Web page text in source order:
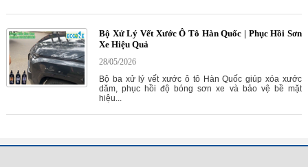
Bộ Xử Lý Vết Xước Ô Tô Hàn Quốc | Phục Hồi Sơn
Xe Hiệu Quả
28/05/2026
Bộ ba xử lý vết xước ô tô Hàn Quốc giúp xóa xước
dăm, phục hồi độ bóng sơn xe và bảo vệ bề mặt
hiệu...